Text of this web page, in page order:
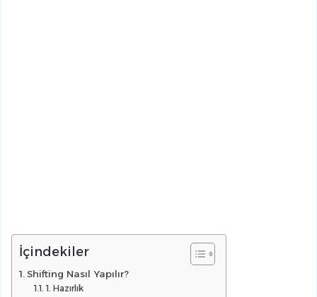
İçindekiler
Shifting Nasıl Yapılır?
1. Hazırlık